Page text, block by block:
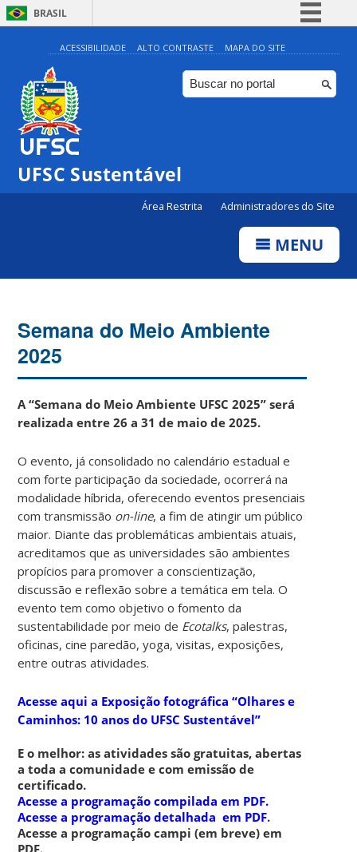
BRASIL
Simplifique!
Comunica BR
Participe
ACESSIBILIDADE ALTO CONTRASTE MAPA DO SITE
UFSC Sustentável
Área Restrita Administradores do Site
MENU
Semana do Meio Ambiente
2025
A “Semana do Meio Ambiente UFSC 2025” será
realizada entre 26 a 31 de maio de 2025.
O evento, já consolidado no calendário estadual e
com forte participação da sociedade, ocorrerá na
modalidade híbrida, oferecendo eventos presenciais
com transmissão on-line, a fim de atingir um público
maior. Diante das problemáticas ambientais atuais,
acreditamos que as universidades são ambientes
propícios para promover a conscientização,
discussão e reflexão sobre a temática em tela. O
evento tem como objetivo o fomento da
sustentabilidade por meio de Ecotalks, palestras,
oficinas, cine paredão, yoga, visitas, exposições,
entre outras atividades.
Acesse aqui a Exposição fotográfica “Olhares e
Caminhos: 10 anos do UFSC Sustentável”
E o melhor: as atividades são gratuitas, abertas
a toda a comunidade e com emissão de
certificado.
Acesse a programação compilada em PDF.
Acesse a programação detalhada em PDF.
Acesse a programação campi (em breve) em
PDF.